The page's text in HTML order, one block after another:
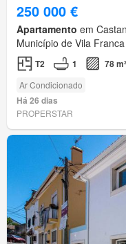
250 000 €
Apartamento em
Município de Vila
T2 1 78 m²
Ar Condicionado
Há 26 dias
PROPERSTAR